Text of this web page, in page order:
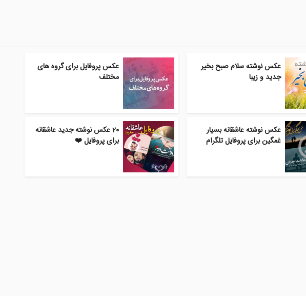
عکس نوشته سلام صبح بخیر
جدید و زیبا
عکس پروفایل برای گروه های
مختلف
عکس نوشته عاشقانه بسیار
غمگین برای پروفایل تلگرام
20 عکس نوشته جدید عاشقانه
برای پروفایل ❤️